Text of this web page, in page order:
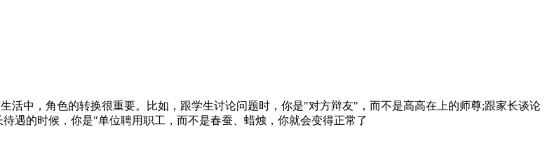
活中，角色的转换很重要。比如，跟学生讨论问题时，你是"对方辩友"，而不是高高在上的师尊;跟家长谈论
遇的时候，你是"单位聘用职工，而不是春蚕、蜡烛，你就会变得正常了